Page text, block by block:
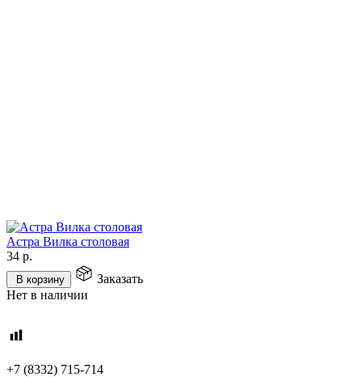
Астра Вилка столовая
34 р.
В корзину
Заказать
Нет в наличии
+7 (8332) 715-714